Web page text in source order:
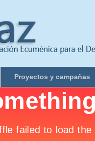
Proyectos y campañas